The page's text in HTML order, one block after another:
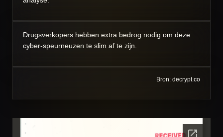
Drugsverkopers hebben extra bedrog nodig om deze
cyber-speurneuzen te slim af te zijn.
Bron: decrypt.co